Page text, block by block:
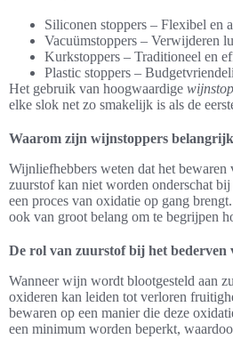
Siliconen stoppers – Flexibel en
Vacuümstoppers – Verwijderen
Kurkstoppers – Traditioneel en
Plastic stoppers –
Het gebruik van hoogwaardige
elke slok net zo smakelijk is als de
Waarom zijn wijnstoppers
Wijnliefhebbers weten dat het
zuurstof kan niet worden onderschat
een proces van oxidatie op gang
ook van groot belang om te begrijpen
De rol van zuurstof bij het bederven
Wanneer wijn wordt blootgesteld aan
oxideren kan leiden tot verloren
bewaren op een manier die deze
een minimum worden beperkt,